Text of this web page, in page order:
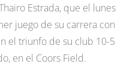
Estrada, que el lunes
juego de su carrera con
el triunfo de su club 10-5
en el Coors Field.